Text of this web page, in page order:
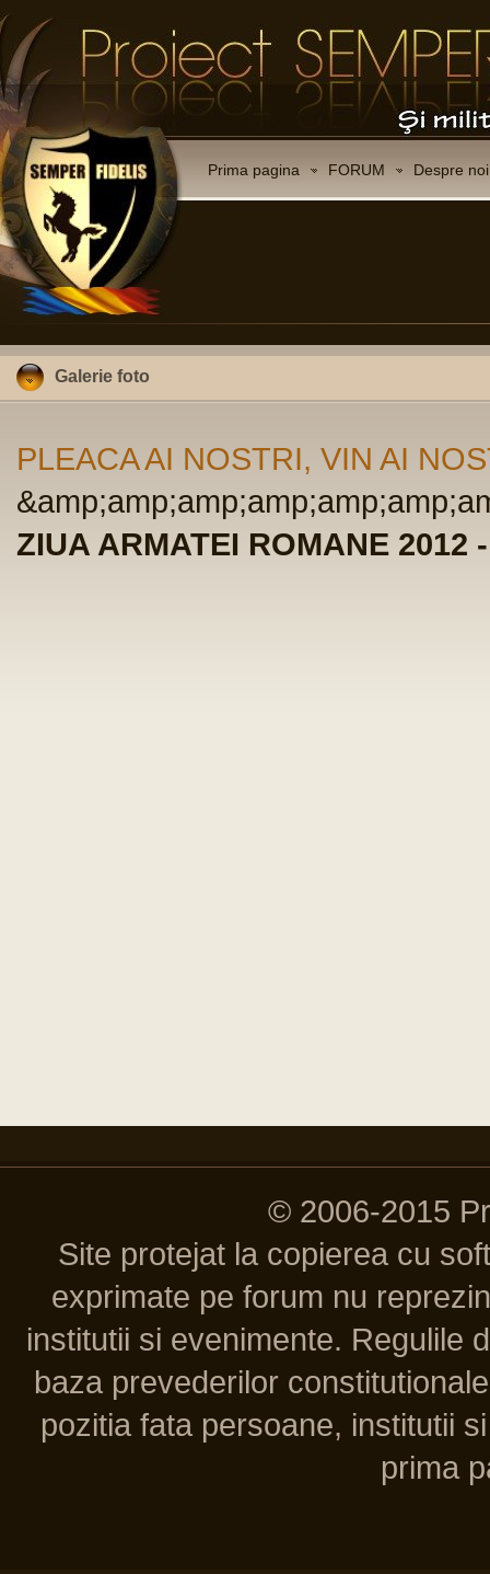
Prima pagina FORUM Despre noi
Galerie foto
PLEACA AI NOSTRI, VIN AI
ZIUA ARMATEI ROMANE 2012
© 2006-2015
Site protejat la copierea cu
exprimate pe forum nu
institutii si evenimente. Regulile
baza prevederilor
pozitia fata persoane, institutii
prima